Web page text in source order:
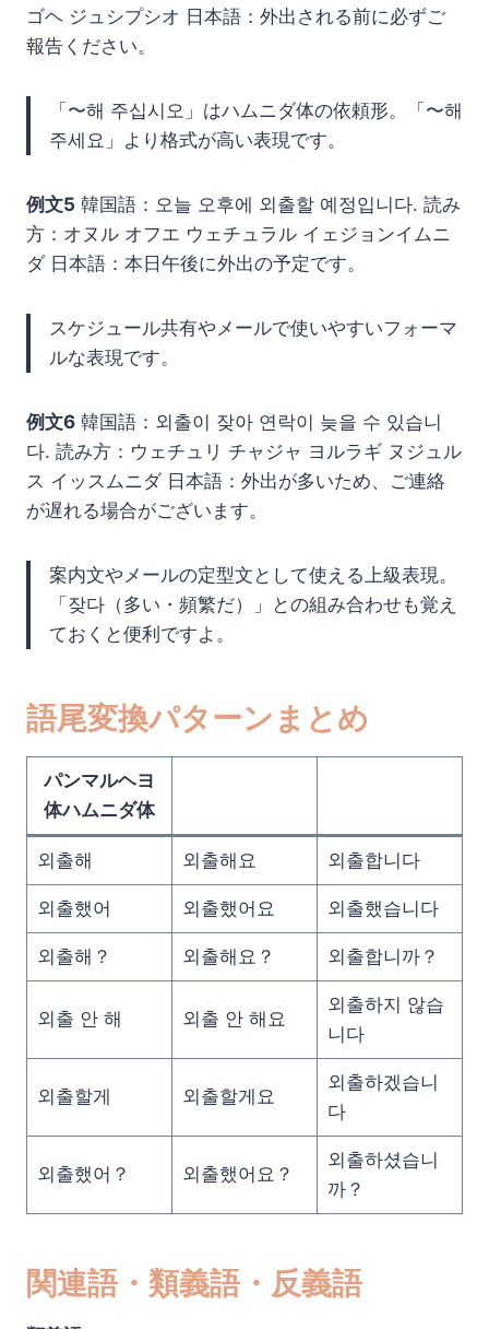
ゴヘ ジュシプシオ 日本語：外出される前に必ずご
報告ください。
「〜해 주십시오」はハムニダ体の依頼形。「〜해
주세요」より格式が高い表現です。
例文5 韓国語：오늘 오후에 외출할 예정입니다. 読み
方：オヌル オフエ ウェチュラル イェジョンイムニ
ダ 日本語：本日午後に外出の予定です。
スケジュール共有やメールで使いやすいフォーマ
ルな表現です。
例文6 韓国語：외출이 잦아 연락이 늦을 수 있습니
다. 読み方：ウェチュリ チャジャ ヨルラギ ヌジュル
ス イッスムニダ 日本語：外出が多いため、ご連絡
が遅れる場合がございます。
案内文やメールの定型文として使える上級表現。
「잦다（多い・頻繁だ）」との組み合わせも覚え
ておくと便利ですよ。
語尾変換パターンまとめ
パンマルヘヨ
体ハムニダ体
외출해 외출해요 외출합니다
외출했어 외출했어요 외출했습니다
외출해？ 외출해요？ 외출합니까？
외출 안 해 외출 안 해요
외출하지 않습
니다
외출할게 외출할게요
외출하겠습니
다
외출했어？ 외출했어요？
외출하셨습니
까？
関連語・類義語・反義語